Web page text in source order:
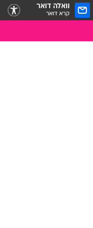
וואלה דואר
קרא דואר